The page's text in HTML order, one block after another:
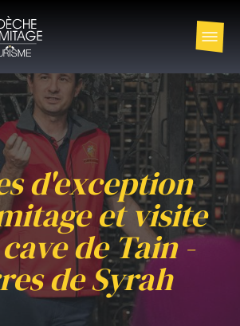
d'exception
et visite
de Tain -
de Syrah